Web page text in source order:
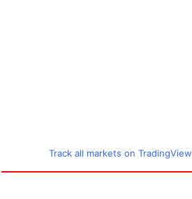
Track all markets on TradingView